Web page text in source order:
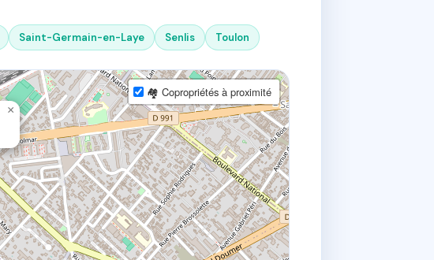
Saint-Germain-en-Laye Senlis Toulon
×
🏘 Copropriétés à proximité